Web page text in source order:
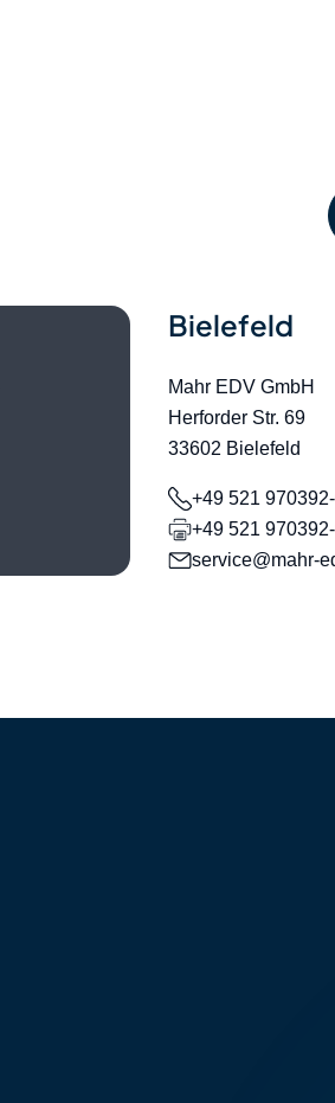
Bielefeld
Mahr EDV GmbH
Herforder Str. 69
33602 Bielefeld
+49 521
+49 521
service@mahr-